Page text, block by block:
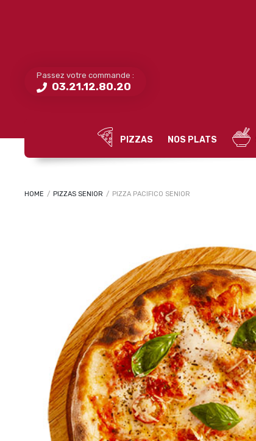
Passez votre commande :
03.21.12.80.20
PIZZAS NOS PLATS
HOME / PIZZAS SENIOR / PIZZA PACIFICO SENIOR